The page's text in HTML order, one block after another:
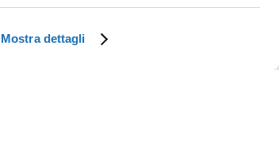
Mostra dettagli